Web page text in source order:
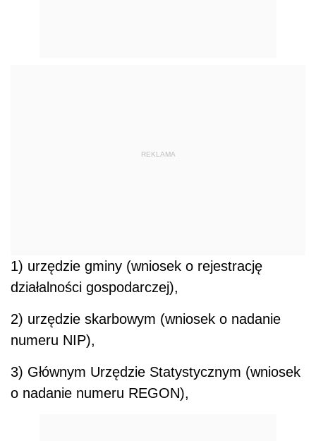
REKLAMA
1) urzędzie gminy (wniosek o rejestrację
działalności gospodarczej),
2) urzędzie skarbowym (wniosek o nadanie
numeru NIP),
3) Głównym Urzędzie Statystycznym (wniosek
o nadanie numeru REGON),